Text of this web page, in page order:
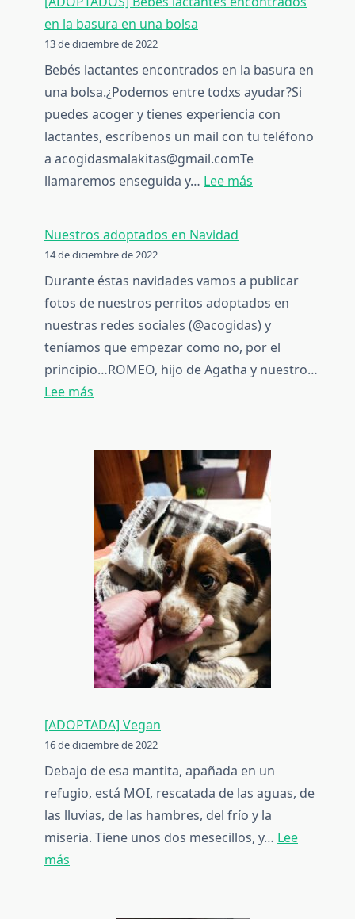
en la basura en una bolsa
13 de diciembre de 2022
Bebés lactantes encontrados en la basura en
una bolsa.¿Podemos entre todxs ayudar?Si
puedes acoger y tienes experiencia con
lactantes, escríbenos un mail con tu teléfono
a acogidasmalakitas@gmail.comTe
llamaremos enseguida y… Lee más
en
la
basura
en
una
Nuestros adoptados en Navidad
14 de diciembre de 2022
Durante éstas navidades vamos a publicar
fotos de nuestros perritos adoptados en
nuestras redes sociales (@acogidas) y
teníamos que empezar como no, por el
principio…ROMEO, hijo de Agatha y nuestro…
Lee más
Navidad
[ADOPTADA] Vegan
16 de diciembre de 2022
Debajo de esa mantita, apañada en un
refugio, está MOI, rescatada de las aguas, de
las lluvias, de las hambres, del frío y la
miseria. Tiene unos dos mesecillos, y… Lee
más